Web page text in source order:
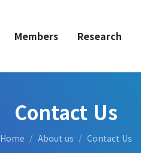
Members Research
Contact Us
Home About us Contact Us